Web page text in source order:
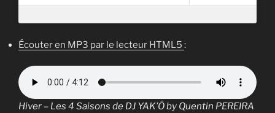
Écouter en MP3 par le lecteur HTML5 :
Hiver – Les 4 Saisons de DJ YAK’Ô by Quentin PEREIRA